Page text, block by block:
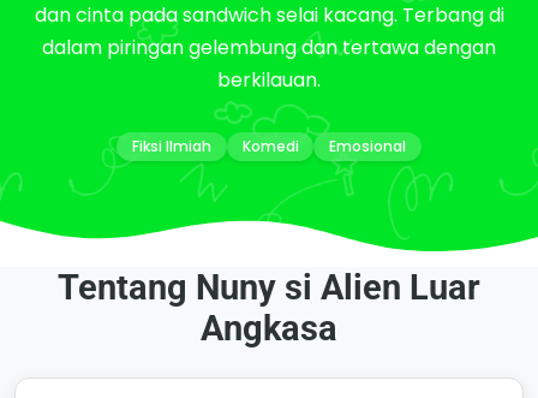
dan cinta pada sandwich selai kacang. Terbang di
dalam piringan gelembung dan tertawa dengan
berkilauan.
Fiksi Ilmiah Komedi Emosional
Tentang Nuny si Alien Luar
Angkasa